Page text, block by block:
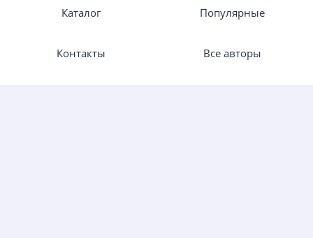
Каталог Популярные
Контакты Все авторы